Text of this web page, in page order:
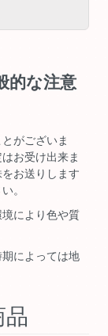
的な注意
がございま
お受け出来ま
お送りします
。
により色や質
によっては地